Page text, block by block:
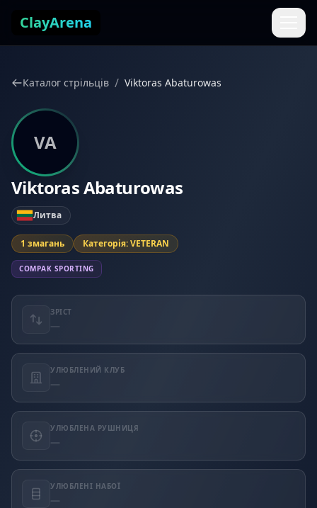
ClayArena
Каталог стрільців / Viktoras Abaturowas
VA
Viktoras Abaturowas
Литва
1 змагань Категорія: VETERAN
COMPAK SPORTING
ЗРІСТ
—
УЛЮБЛЕНИЙ КЛУБ
—
УЛЮБЛЕНА РУШНИЦЯ
—
УЛЮБЛЕНІ НАБОЇ
—